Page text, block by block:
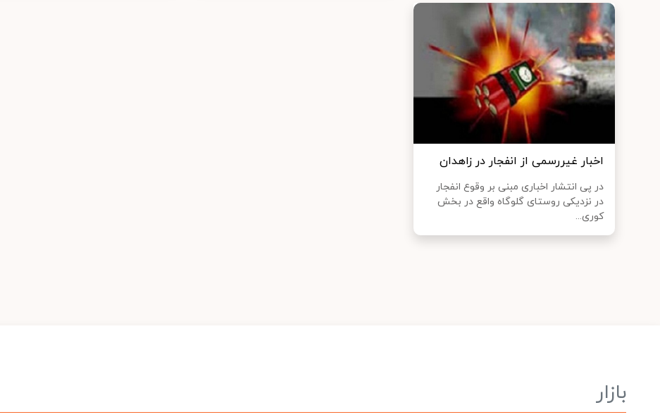
اخبار غیررسمی از انفجار در زاهدان
در پی انتشار اخباری مبنی بر وقوع انفجار
در نزدیکی روستای گلوگاه واقع در بخش
کوری...
بازار